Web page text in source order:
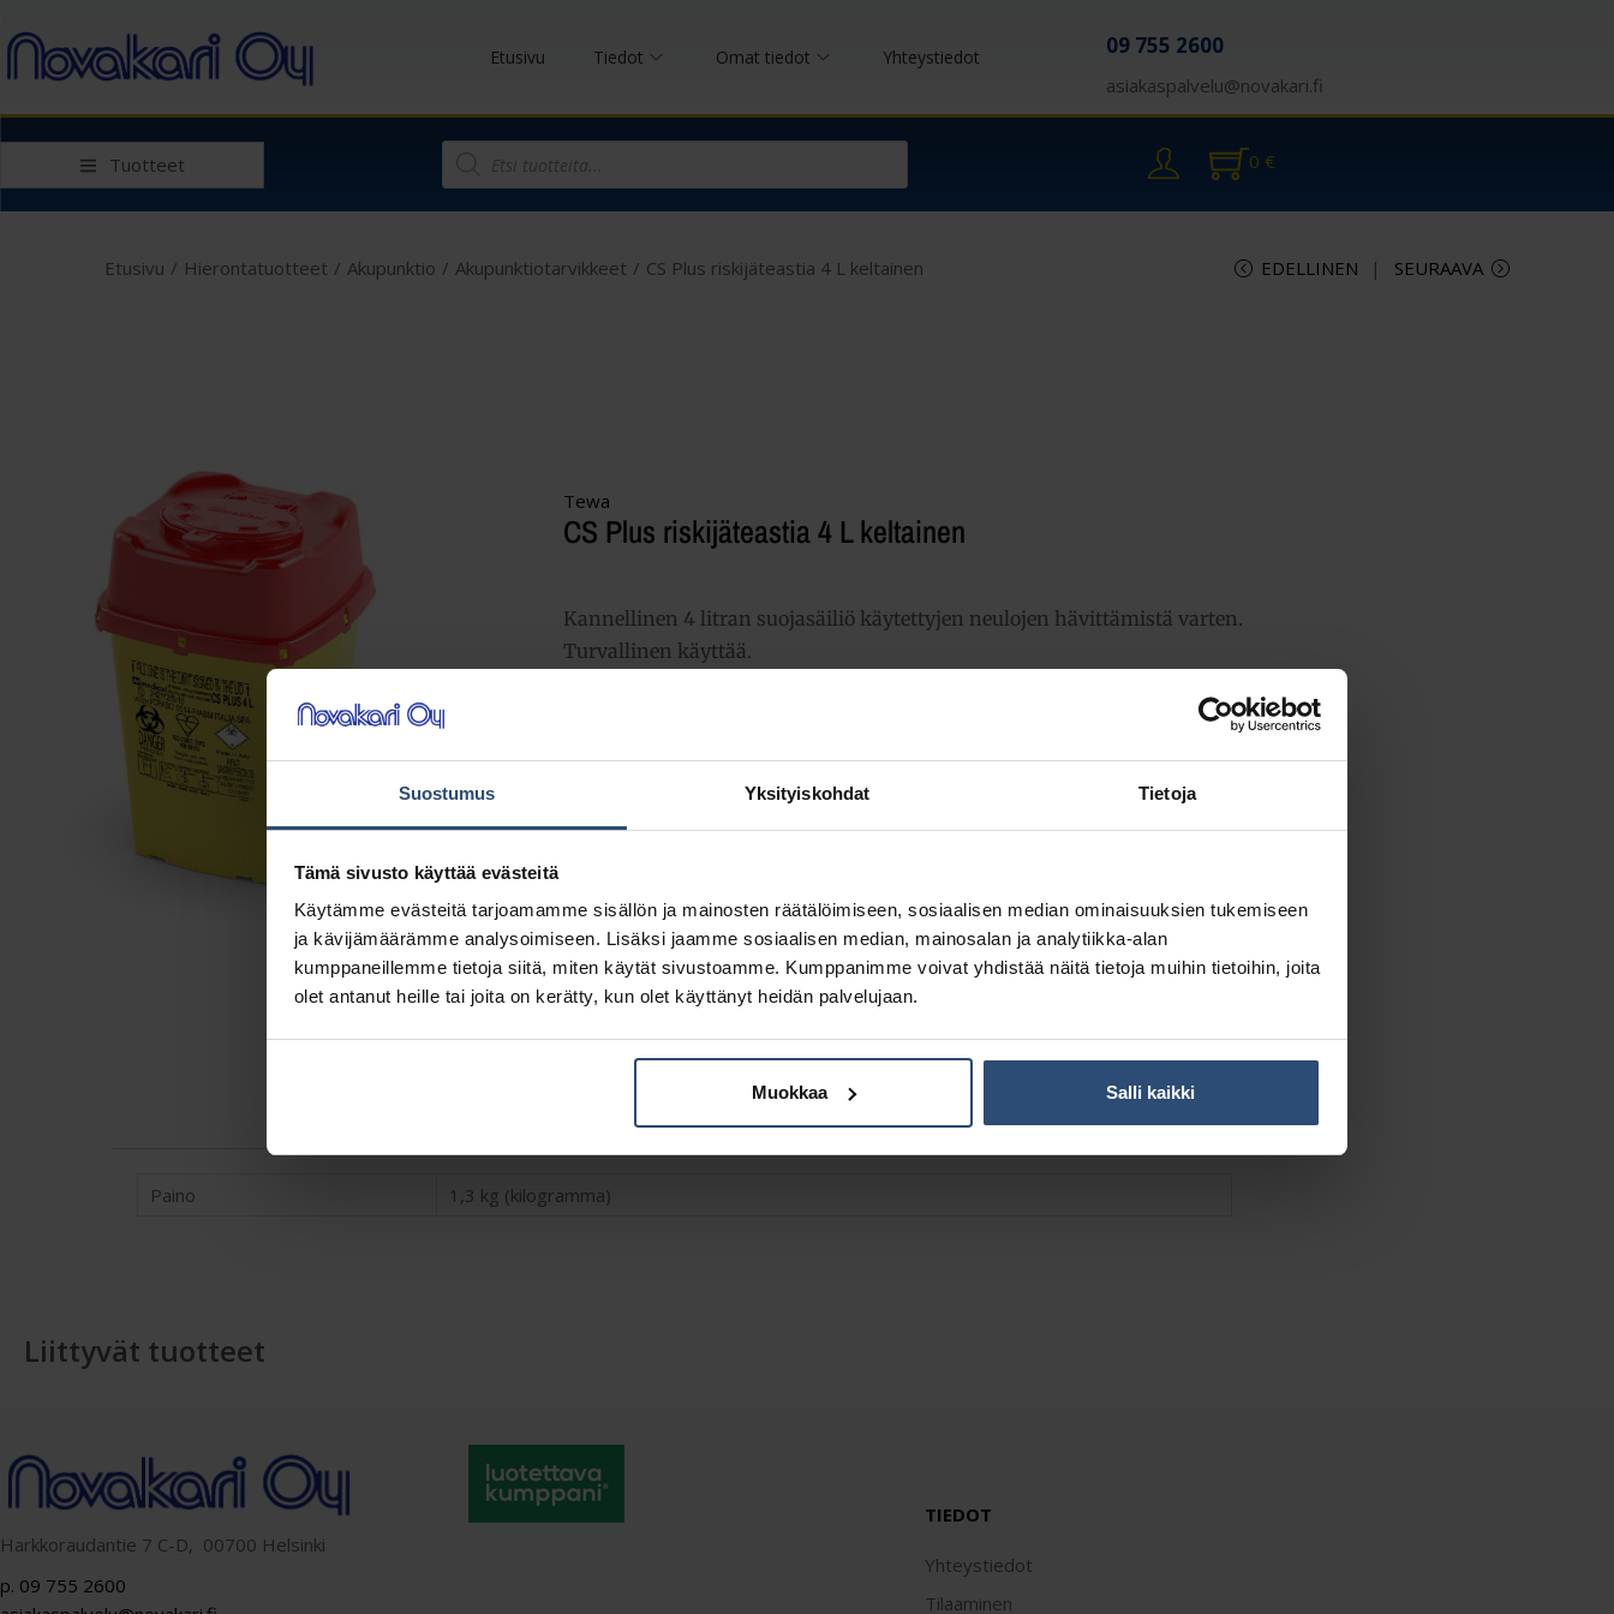
Suostumus Yksityiskohdat Tietoja
Tämä sivusto käyttää evästeitä
Käytämme evästeitä tarjoamamme sisällön ja mainosten räätälöimiseen, sosiaalisen median ominaisuuksien tukemiseen
ja kävijämäärämme analysoimiseen. Lisäksi jaamme sosiaalisen median, mainosalan ja analytiikka-alan
kumppaneillemme tietoja siitä, miten käytät sivustoamme. Kumppanimme voivat yhdistää näitä tietoja muihin tietoihin, joita
olet antanut heille tai joita on kerätty, kun olet käyttänyt heidän palvelujaan.
Muokkaa Salli kaikki
Etusivu Tiedot Omat tiedot Yhteystiedot 09 755 2600
asiakaspalvelu@novakari.fi
Tuotteet 0 €
Etusivu / Hierontatuotteet / Akupunktio / Akupunktiotarvikkeet / CS Plus riskijäteastia 4 L keltainen EDELLINEN SEURAAVA
Tewa
CS Plus riskijäteastia 4 L keltainen
Kannellinen 4 litran suojasäiliö käytettyjen neulojen hävittämistä varten.
Turvallinen käyttää.
(4,92€ sis. alv 25.5%)
LISÄÄ OSTOSKORIIN Yhteensä: 3,92 €
Osasto:Akupunktiotarvikkeet
Lisätiedot
Paino 1,3 kg (kilogramma)
Liittyvät tuotteet
Harkkoraudantie 7 C-D, 00700 Helsinki
p. 09 755 2600
TIEDOT
Yhteystiedot
Tilaaminen